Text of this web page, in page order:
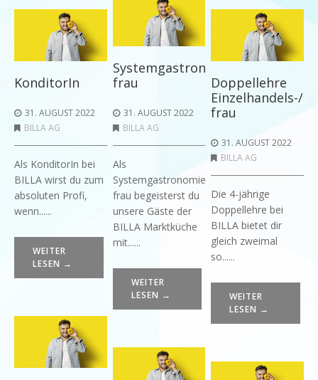
Systemgastronomiefachmann/-
frau
31. AUGUST 2022
BILLA AG
Als
Systemgastronomiefachmann/-
frau begeisterst du
unsere Gäste der
BILLA Marktküche
mit......
WEITER
LESEN →
KonditorIn
31. AUGUST 2022
BILLA AG
Als KonditorIn bei
BILLA wirst du zum
absoluten Profi,
wenn......
WEITER
LESEN →
Doppellehre
Einzelhandels-/
frau
31. AUGUST 2022
BILLA AG
Die 4-jährige
Doppellehre bei
BILLA bietet dir
gleich zweimal
so......
WEITER
LESEN →